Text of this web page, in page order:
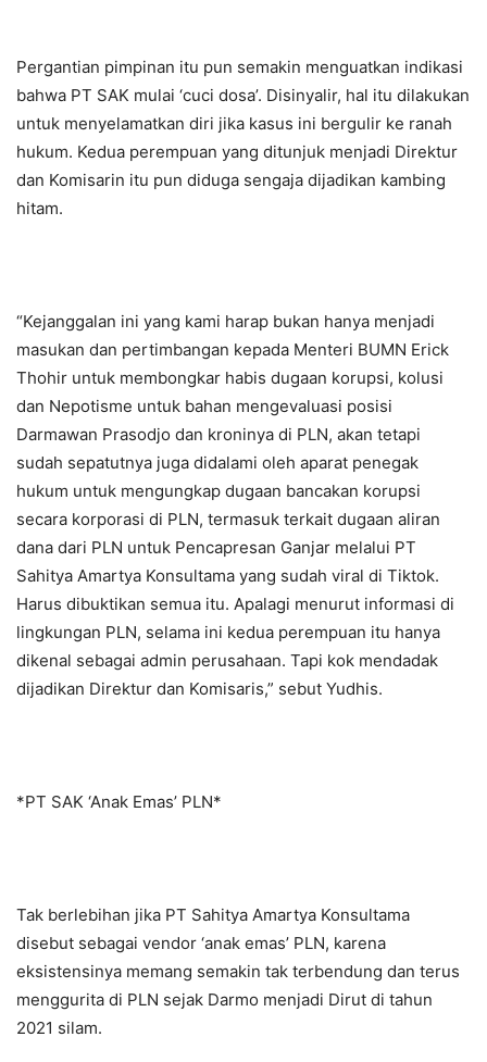
Pergantian pimpinan itu pun semakin menguatkan indikasi
bahwa PT SAK mulai ‘cuci dosa’. Disinyalir, hal itu dilakukan
untuk menyelamatkan diri jika kasus ini bergulir ke ranah
hukum. Kedua perempuan yang ditunjuk menjadi Direktur
dan Komisarin itu pun diduga sengaja dijadikan kambing
hitam.
“Kejanggalan ini yang kami harap bukan hanya menjadi
masukan dan pertimbangan kepada Menteri BUMN Erick
Thohir untuk membongkar habis dugaan korupsi, kolusi
dan Nepotisme untuk bahan mengevaluasi posisi
Darmawan Prasodjo dan kroninya di PLN, akan tetapi
sudah sepatutnya juga didalami oleh aparat penegak
hukum untuk mengungkap dugaan bancakan korupsi
secara korporasi di PLN, termasuk terkait dugaan aliran
dana dari PLN untuk Pencapresan Ganjar melalui PT
Sahitya Amartya Konsultama yang sudah viral di Tiktok.
Harus dibuktikan semua itu. Apalagi menurut informasi di
lingkungan PLN, selama ini kedua perempuan itu hanya
dikenal sebagai admin perusahaan. Tapi kok mendadak
dijadikan Direktur dan Komisaris,” sebut Yudhis.
*PT SAK ‘Anak Emas’ PLN*
Tak berlebihan jika PT Sahitya Amartya Konsultama
disebut sebagai vendor ‘anak emas’ PLN, karena
eksistensinya memang semakin tak terbendung dan terus
menggurita di PLN sejak Darmo menjadi Dirut di tahun
2021 silam.